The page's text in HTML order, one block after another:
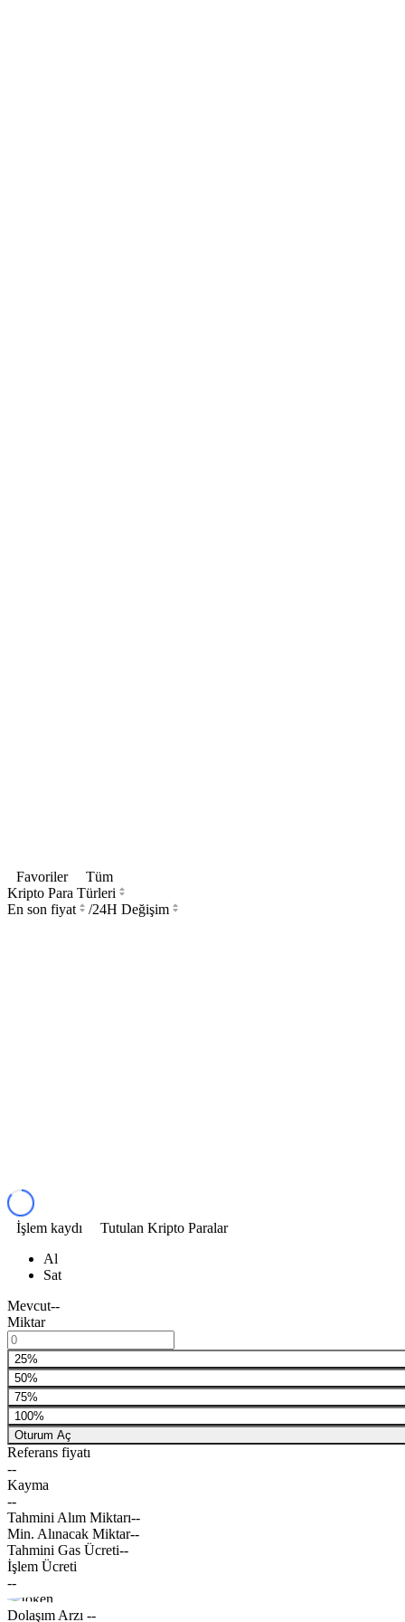
Favoriler
Tüm
Kripto Para Türleri
En son fiyat
/24H Değişim
İşlem kaydı
Tutulan Kripto Paralar
Al
Sat
Mevcut--
Miktar
25%
50%
75%
100%
Oturum Aç
Referans fiyatı
--
Kayma
--
Tahmini Alım Miktarı--
Min. Alınacak Miktar--
Tahmini Gas Ücreti--
İşlem Ücreti
--
Dolaşım Arzı --